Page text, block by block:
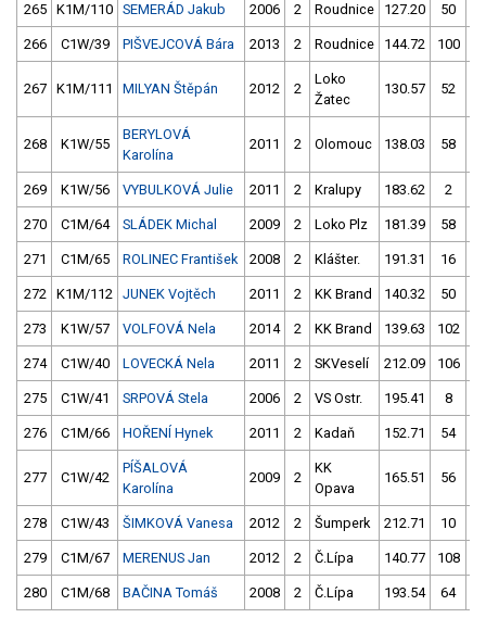
265 K1M/110 SEMERÁD Jakub 2006 2 Roudnice 127.20 50
266 C1W/39 PIŠVEJCOVÁ Bára 2013 2 Roudnice 144.72 100
267 K1M/111 MILYAN Štěpán 2012 2
Loko
Žatec
130.57 52
268 K1W/55
BERYLOVÁ
Karolína
2011 2 Olomouc 138.03 58
269 K1W/56 VYBULKOVÁ Julie 2011 2 Kralupy 183.62 2
270 C1M/64 SLÁDEK Michal 2009 2 Loko Plz 181.39 58
271 C1M/65 ROLINEC František 2008 2 Klášter. 191.31 16
272 K1M/112 JUNEK Vojtěch 2011 2 KK Brand 140.32 50
273 K1W/57 VOLFOVÁ Nela 2014 2 KK Brand 139.63 102
274 C1W/40 LOVECKÁ Nela 2011 2 SKVeselí 212.09 106
275 C1W/41 SRPOVÁ Stela 2006 2 VS Ostr. 195.41 8
276 C1M/66 HOŘENÍ Hynek 2011 2 Kadaň 152.71 54
277 C1W/42
PÍŠALOVÁ
Karolína
2009 2
KK
Opava
165.51 56
278 C1W/43 ŠIMKOVÁ Vanesa 2012 2 Šumperk 212.71 10
279 C1M/67 MERENUS Jan 2012 2 Č.Lípa 140.77 108
280 C1M/68 BAČINA Tomáš 2008 2 Č.Lípa 193.54 64